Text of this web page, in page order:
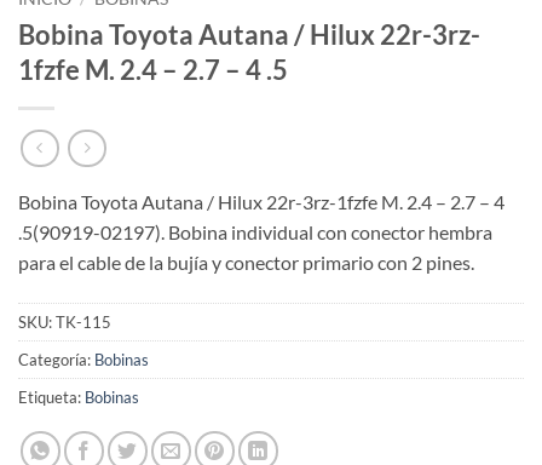
Bobina Toyota Autana / Hilux 22r-3rz-
1fzfe M. 2.4 – 2.7 – 4 .5
Bobina Toyota Autana / Hilux 22r-3rz-1fzfe M. 2.4 – 2.7 – 4
.5(90919-02197). Bobina individual con conector hembra
para el cable de la bujía y conector primario con 2 pines.
SKU:TK-115
Categoría: Bobinas
Etiqueta: Bobinas